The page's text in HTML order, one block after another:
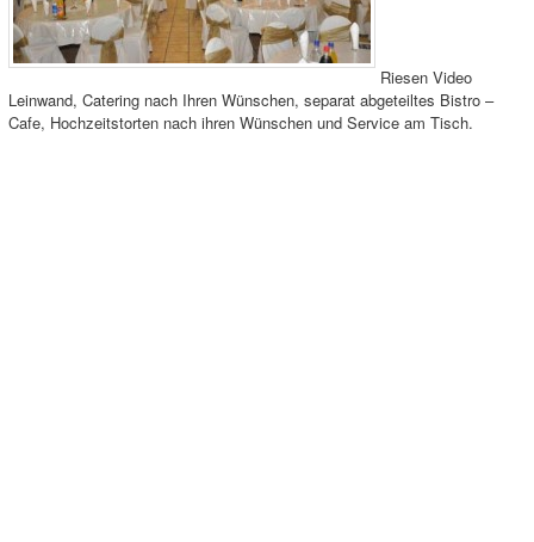
Riesen Video
Leinwand, Catering nach Ihren Wünschen, separat abgeteiltes Bistro –
Cafe, Hochzeitstorten nach ihren Wünschen und Service am Tisch.